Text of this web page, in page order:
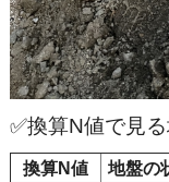
✅換算N値で見
換算N値 地盤の